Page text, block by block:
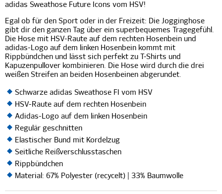
adidas Sweathose Future Icons vom HSV!
Egal ob für den Sport oder in der Freizeit: Die Jogginghose
gibt dir den ganzen Tag über ein superbequemes Tragegefühl.
Die Hose mit HSV-Raute auf dem rechten Hosenbein und
adidas-Logo auf dem linken Hosenbein kommt mit
Rippbündchen und lässt sich perfekt zu T-Shirts und
Kapuzenpullover kombinieren. Die Hose wird durch die drei
weißen Streifen an beiden Hosenbeinen abgerundet.
Schwarze adidas Sweathose FI vom HSV
HSV-Raute auf dem rechten Hosenbein
Adidas-Logo auf dem linken Hosenbein
Regulär geschnitten
Elastischer Bund mit Kordelzug
Seitliche Reißverschlusstaschen
Rippbündchen
Material: 67% Polyester (recycelt) | 33% Baumwolle